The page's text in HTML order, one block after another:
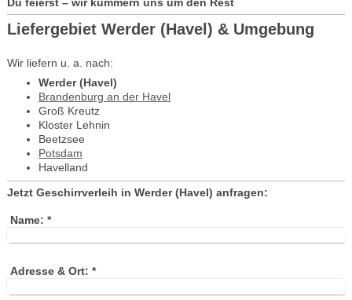
Liefergebiet Werder (Havel) & Umgebung
Wir liefern u. a. nach:
Werder (Havel)
Brandenburg an der Havel
Groß Kreutz
Kloster Lehnin
Beetzsee
Potsdam
Havelland
Jetzt Geschirrverleih in Werder (Havel) anfragen:
Name: *
Adresse & Ort: *